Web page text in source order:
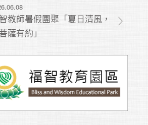
教師暑假團聚「夏日清風，
薩有約」